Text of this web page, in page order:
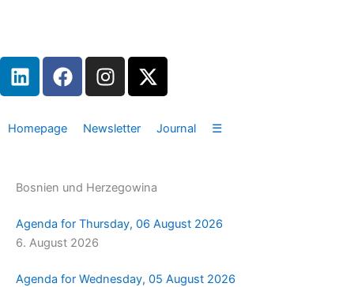
L
i
k
i
F
a
e
o
I
n
t
r
m
X
-
w
t
r
Homepage Newsletter Journal ☰
Bosnien und Herzegowina
Agenda for Thursday, 06 August 2026
6. August 2026
Agenda for Wednesday, 05 August 2026